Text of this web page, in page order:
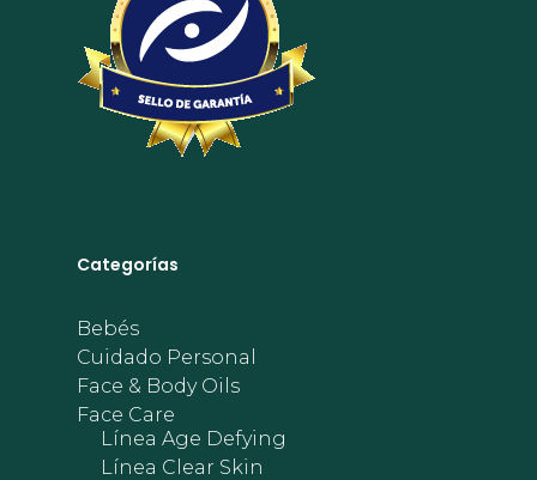
Categorías
Bebés
Cuidado Personal
Face & Body Oils
Face Care
Línea Age Defying
Línea Clear Skin